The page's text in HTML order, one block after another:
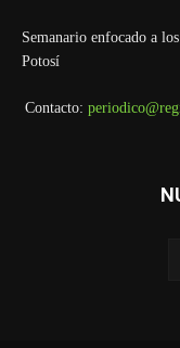
Semanario enfocado a
Potosí
Contacto: